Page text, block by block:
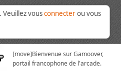
. Veuillez vousconnecterou vous
[move]Bienvenue sur Gamoover,
portail francophone de l'arcade.